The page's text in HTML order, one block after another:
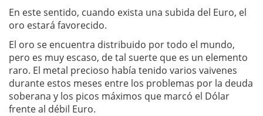
En este sentido, cuando exista una subida del Euro, el
oro estará favorecido.
El oro se encuentra distribuido por todo el mundo,
pero es muy escaso, de tal suerte que es un elemento
raro. El metal precioso había tenido varios vaivenes
durante estos meses entre los problemas por la deuda
soberana y los picos máximos que marcó el Dólar
frente al débil Euro.